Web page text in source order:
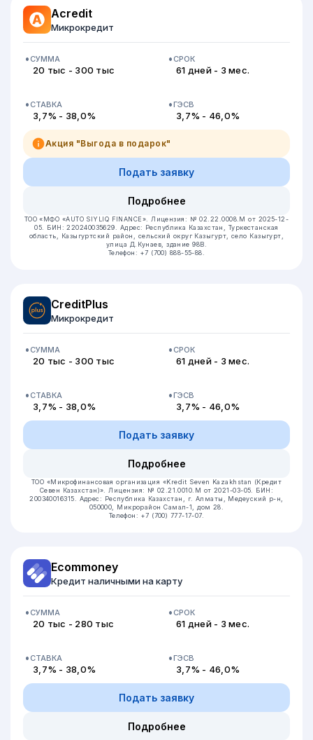
Acredit
Микрокредит
СУММА
20 тыс - 300 тыс
СРОК
61 дней - 3 мес.
СТАВКА
3,7% - 38,0%
ГЭСВ
3,7% - 46,0%
Акция "Выгода в подарок"
Подать заявку
Подробнее
ТОО «МФО «AUTO SIYLIQ FINANCE». Лицензия: № 02.22.0008.М от 2025-12-
05. БИН: 220240035629. Адрес: Республика Казахстан, Туркестанская
область, Казыгуртский район, сельский округ Казыгурт, село Казыгурт,
улица Д.Кунаев, здание 98В.
Телефон: +7 (700) 888-55-88.
CreditPlus
Микрокредит
СУММА
20 тыс - 300 тыс
СРОК
61 дней - 3 мес.
СТАВКА
3,7% - 38,0%
ГЭСВ
3,7% - 46,0%
Подать заявку
Подробнее
ТОО «Микрофинансовая организация «Kredit Seven Kazakhstan (Кредит
Севен Казахстан)». Лицензия: № 02.21.0010.M от 2021-03-05. БИН:
200340016315. Адрес: Республика Казахстан, г. Алматы, Медеуский р-н,
050000, Микрорайон Самал-1, дом 28.
Телефон: +7 (700) 777-17-07.
Ecommoney
Кредит наличными на карту
СУММА
20 тыс - 280 тыс
СРОК
61 дней - 3 мес.
СТАВКА
3,7% - 38,0%
ГЭСВ
3,7% - 46,0%
Подать заявку
Подробнее